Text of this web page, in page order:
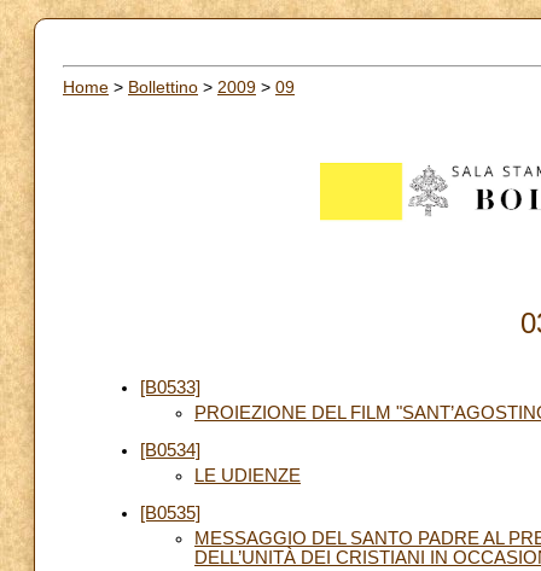
Home > Bollettino > 2009 > 09
[B0533]
PROIEZIONE DEL FILM
[B0534]
LE UDIENZE
[B0535]
MESSAGGIO DEL SANTO PADRE AL
DELL’UNITÀ DEI CRISTIANI IN